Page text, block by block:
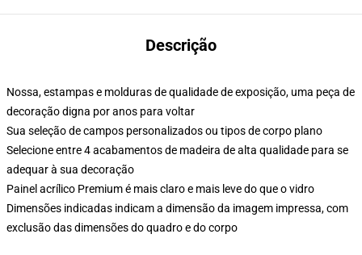
Descrição
Nossa, estampas e molduras de qualidade de exposição, uma peça de
decoração digna por anos para voltar
Sua seleção de campos personalizados ou tipos de corpo plano
Selecione entre 4 acabamentos de madeira de alta qualidade para se
adequar à sua decoração
Painel acrílico Premium é mais claro e mais leve do que o vidro
Dimensões indicadas indicam a dimensão da imagem impressa, com
exclusão das dimensões do quadro e do corpo